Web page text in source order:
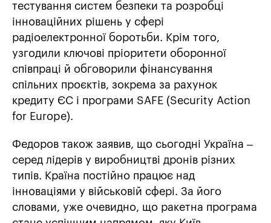
тестування систем безпеки та розробці
інноваційних рішень у сфері
радіоелектронної боротьби. Крім того,
узгодили ключові пріоритети оборонної
співпраці й обговорили фінансування
спільних проєктів, зокрема за рахунок
кредиту ЄС і програми SAFE (Security Action
for Europe).
Федоров також заявив, що сьогодні Україна –
серед лідерів у виробництві дронів різних
типів. Країна постійно працює над
інноваціями у військовій сфері. За його
словами, уже очевидно, що ракетна програма